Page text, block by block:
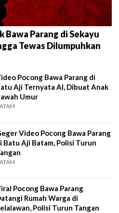
Bawa Parang di Sekayu
Tewas Dilumpuhkan
Pocong Bawa Parang di
Aji Ternyata AI, Dibuat Anak
Umur
Video Pocong Bawa Parang
Batu Aji Batam, Polisi Turun
Pocong Bawa Parang
Rumah Warga di
Polisi Turun Tangan